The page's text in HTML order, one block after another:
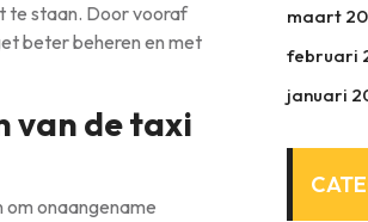
te staan. Door vooraf
beter beheren en met
van de taxi
onaangename
maart
februari
januari